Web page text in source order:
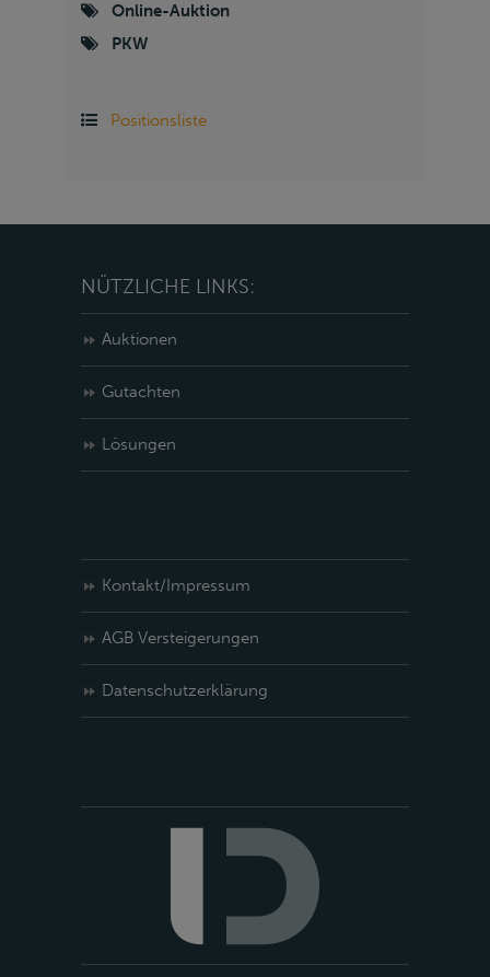
Online-Auktion
PKW
Positionsliste
NÜTZLICHE LINKS:
Auktionen
Gutachten
Lösungen
Kontakt/Impressum
AGB Versteigerungen
Datenschutzerklärung